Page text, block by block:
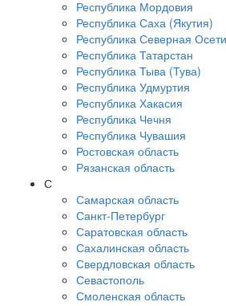
Республика Мордовия
Республика Саха (Якутия)
Республика Северная
Республика Татарстан
Республика Тыва (Тува)
Республика Удмуртия
Республика Хакасия
Республика Чечня
Республика Чувашия
Ростовская область
Рязанская область
С
Самарская область
Санкт-Петербург
Саратовская область
Сахалинская область
Свердловская область
Севастополь
Смоленская область